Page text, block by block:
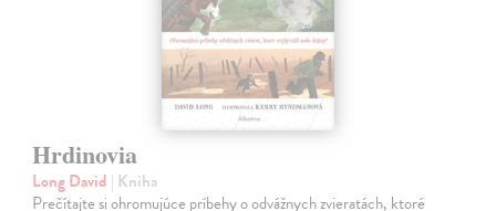
Hrdinovia
Long David | Kniha
Prečítajte si ohromujúce príbehy o odvážnych zvieratách, ktoré